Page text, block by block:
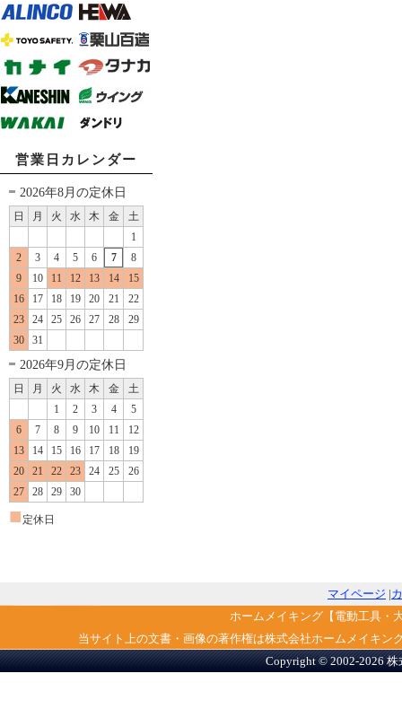
営業日カレンダー
2026年8月の定休日
日 月 火 水 木 金
土
1
2
3 4 5 6 7
8
9
10 11 12 13 14
15
16
17 18 19 20 21
22
23
24 25 26 27 28
29
30
31
2026年9月の定休日
日 月 火 水 木 金
土
1
2 3 4
5
6
7 8 9 10 11
12
13
14 15 16 17 18
19
20
21 22 23 24 25
26
27
28 29 30
■ 定休日
マイページ |
ホームメイキング【電動工具・
当サイト上の文書・画像の著作権は株式会社ホームメイキ
Copyright © 2002-2026